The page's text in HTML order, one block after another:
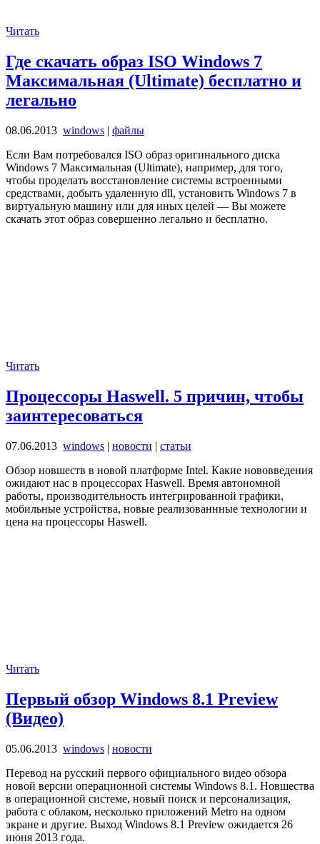
Читать
Где скачать образ ISO Windows 7
Максимальная (Ultimate) бесплатно и
легально
08.06.2013 windows | файлы
Если Вам потребовался ISO образ оригинального диска
Windows 7 Максимальная (Ultimate), например, для того,
чтобы проделать восстановление системы встроенными
средствами, добыть удаленную dll, установить Windows 7 в
виртуальную машину или для иных целей — Вы можете
скачать этот образ совершенно легально и бесплатно.
Читать
Процессоры Haswell. 5 причин, чтобы
заинтересоваться
07.06.2013 windows | новости | статьи
Обзор новшеств в новой платформе Intel. Какие нововведения
ожидают нас в процессорах Haswell. Время автономной
работы, производительность интегрированной графики,
мобильные устройства, новые реализованнные технологии и
цена на процессоры Haswell.
Читать
Первый обзор Windows 8.1 Preview
(Видео)
05.06.2013 windows | новости
Перевод на русский первого официального видео обзора
новой версии операционной системы Windows 8.1. Новшества
в операционной системе, новый поиск и персонализация,
работа с облаком, несколько приложений Metro на одном
экране и другие. Выход Windows 8.1 Preview ожидается 26
июня 2013 года.